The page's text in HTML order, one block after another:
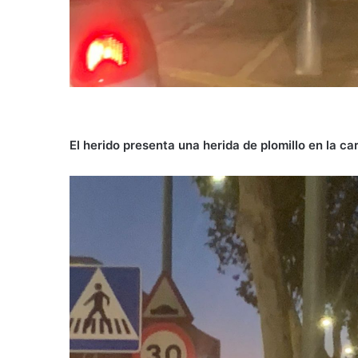
El herido presenta una herida de plomillo en la